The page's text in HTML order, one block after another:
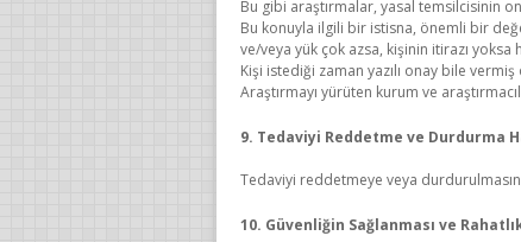
Bu gibi araştırmalar, yasal temsilcisinin
Bu konuyla ilgili bir istisna, önemli bir
ve/veya yük çok azsa, kişinin itirazı
Kişi istediği zaman yazılı onay bile
Araştırmayı yürüten kurum ve
9. Tedaviyi Reddetme ve Durdurma
Tedaviyi reddetmeye veya
10. Güvenliğin Sağlanması ve